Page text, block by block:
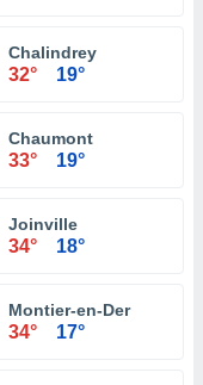
Chalindrey
32° 19°
Chaumont
33° 19°
Joinville
34° 18°
Montier-en-Der
34° 17°